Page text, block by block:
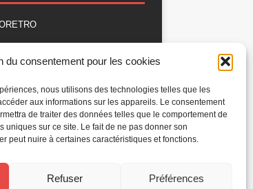
du consentement pour les cookies
nous utilisons des technologies telles que les
aux informations sur les appareils. Le consentement
de traiter des données telles que le comportement de
uniques sur ce site. Le fait de ne pas donner son
peut nuire à certaines caractéristiques et fonctions.
Refuser Préférences
Fontainebleau Cedex
60 39 69 00
contacter par email
légales
des cookies